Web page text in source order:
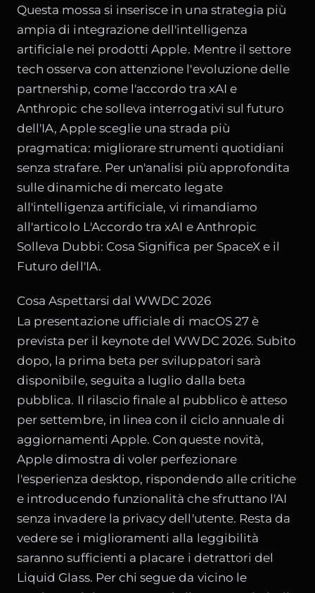
Questa mossa si inserisce in una strategia più
ampia di integrazione dell'intelligenza
artificiale nei prodotti Apple. Mentre il settore
tech osserva con attenzione l'evoluzione delle
partnership, come l'accordo tra xAI e
Anthropic che solleva interrogativi sul futuro
dell'IA, Apple sceglie una strada più
pragmatica: migliorare strumenti quotidiani
senza strafare. Per un'analisi più approfondita
sulle dinamiche di mercato legate
all'intelligenza artificiale, vi rimandiamo
all'articolo L'Accordo tra xAI e Anthropic
Solleva Dubbi: Cosa Significa per SpaceX e il
Futuro dell'IA.
Cosa Aspettarsi dal WWDC 2026
La presentazione ufficiale di macOS 27 è
prevista per il keynote del WWDC 2026. Subito
dopo, la prima beta per sviluppatori sarà
disponibile, seguita a luglio dalla beta
pubblica. Il rilascio finale al pubblico è atteso
per settembre, in linea con il ciclo annuale di
aggiornamenti Apple. Con queste novità,
Apple dimostra di voler perfezionare
l'esperienza desktop, rispondendo alle critiche
e introducendo funzionalità che sfruttano l'AI
senza invadere la privacy dell'utente. Resta da
vedere se i miglioramenti alla leggibilità
saranno sufficienti a placare i detrattori del
Liquid Glass. Per chi segue da vicino le